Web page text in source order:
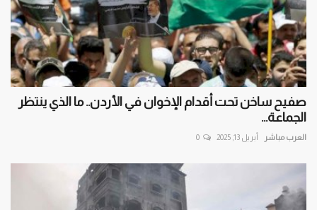
صفيح ساخن تحت أقدام الإخوان في الأردن.. ما الذي ينتظر
الجماعة...
العرب مباشر أبريل 13, 2025 0